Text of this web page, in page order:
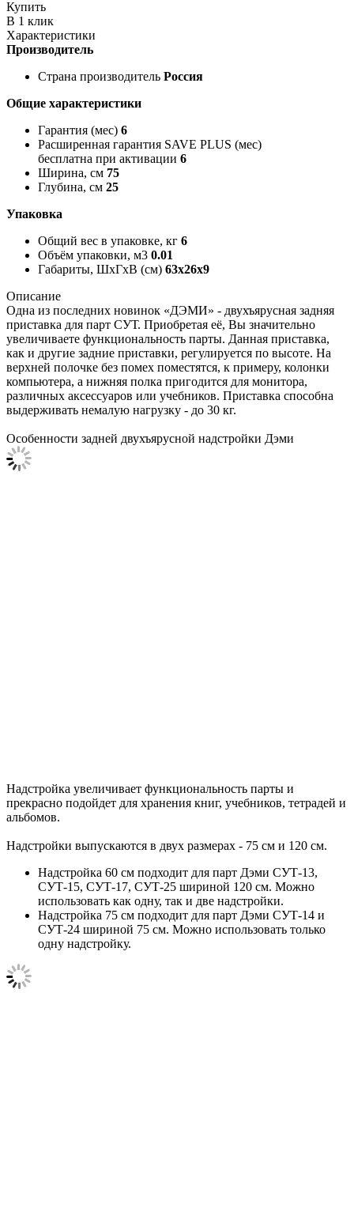
Купить
В 1 клик
Характеристики
Производитель
Страна производитель Россия
Общие характеристики
Гарантия (мес) 6
Расширенная гарантия SAVE PLUS (мес)
бесплатна при активации 6
Ширина, см 75
Глубина, см 25
Упаковка
Общий вес в упаковке, кг 6
Объём упаковки, м3 0.01
Габариты, ШxГxВ (см) 63x26x9
Описание
Одна из последних новинок «ДЭМИ» - двухъярусная задняя
приставка для парт СУТ. Приобретая её, Вы значительно
увеличиваете функциональность парты. Данная приставка,
как и другие задние приставки, регулируется по высоте. На
верхней полочке без помех поместятся, к примеру, колонки
компьютера, а нижняя полка пригодится для монитора,
различных аксессуаров или учебников. Приставка способна
выдерживать немалую нагрузку - до 30 кг.
Особенности задней двухъярусной надстройки Дэми
Надстройка увеличивает функциональность парты и
прекрасно подойдет для хранения книг, учебников, тетрадей и
альбомов.
Надстройки выпускаются в двух размерах - 75 см и 120 см.
Надстройка 60 см подходит для парт Дэми СУТ-13,
СУТ-15, СУТ-17, СУТ-25 шириной 120 см. Можно
использовать как одну, так и две надстройки.
Надстройка 75 см подходит для парт Дэми СУТ-14 и
СУТ-24 шириной 75 см. Можно использовать только
одну надстройку.